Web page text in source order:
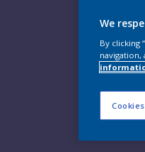
We
By clicking
navigation,